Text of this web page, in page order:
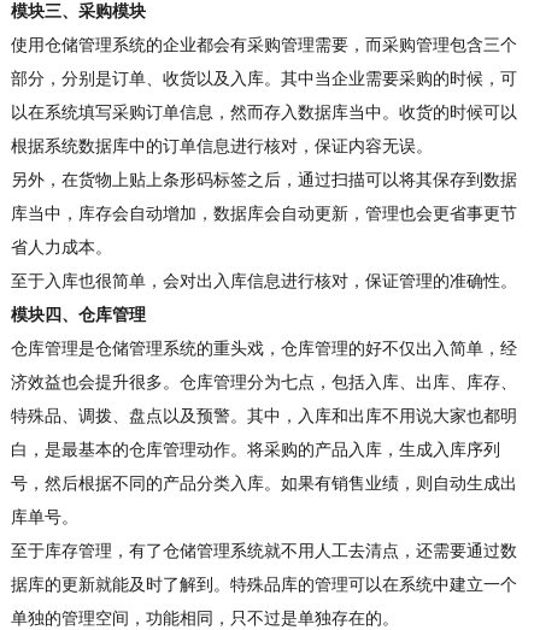
模块三、采购模块
使用仓储管理系统的企业都会有采购管理需要，而采购管理包含三个
部分，分别是订单、收货以及入库。其中当企业需要采购的时候，可
以在系统填写采购订单信息，然而存入数据库当中。收货的时候可以
根据系统数据库中的订单信息进行核对，保证内容无误。
另外，在货物上贴上条形码标签之后，通过扫描可以将其保存到数据
库当中，库存会自动增加，数据库会自动更新，管理也会更省事更节
省人力成本。
至于入库也很简单，会对出入库信息进行核对，保证管理的准确性。
模块四、仓库管理
仓库管理是仓储管理系统的重头戏，仓库管理的好不仅出入简单，经
济效益也会提升很多。仓库管理分为七点，包括入库、出库、库存、
特殊品、调拨、盘点以及预警。其中，入库和出库不用说大家也都明
白，是最基本的仓库管理动作。将采购的产品入库，生成入库序列
号，然后根据不同的产品分类入库。如果有销售业绩，则自动生成出
库单号。
至于库存管理，有了仓储管理系统就不用人工去清点，还需要通过数
据库的更新就能及时了解到。特殊品库的管理可以在系统中建立一个
单独的管理空间，功能相同，只不过是单独存在的。